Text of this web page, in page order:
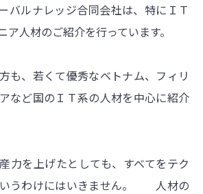
バルナレッジ合同会社は、特にＩＴ
ア人材のご紹介を行っています。
も、若くて優秀なベトナム、フィリ
など国のＩＴ系の人材を中心に紹介
力を上げたとしても、すべてをテク
いうわけにはいきません。 人材の